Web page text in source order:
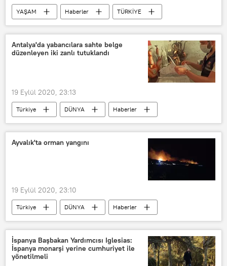
YAŞAM Haberler
TÜRKİYE
İstanbul
Büyükçekmece kule
Antalya'da yabancılara sahte belge
düzenleyen iki zanlı tutuklandı
19 Eylül 2020, 23:13
Türkiye DÜNYA
Haberler
Yabancı
düzenleme
Belge
sahte belge
Zanlı
Ayvalık'ta orman yangını
19 Eylül 2020, 23:10
Türkiye DÜNYA
Haberler
Ayvalık
Orman yangını
Son dakika
Şeytan Sofrası
rüzgar
Balıkesir
İspanya Başbakan Yardımcısı Iglesias:
İspanya monarşi yerine cumhuriyet ile
yönetilmeli